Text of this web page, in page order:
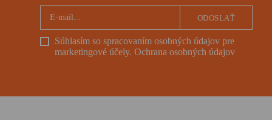
Súhlasím so spracovaním osobných údajov pre
marketingové účely. Ochrana osobných údajov
ODOSLAŤ